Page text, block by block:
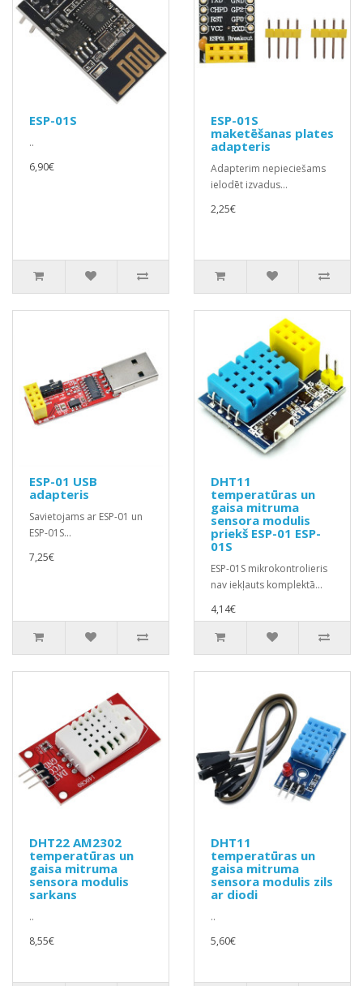
ESP-01S
..
6,90€
ESP-01S
maketēšanas plates
adapteris
Adapterim nepieciešams
ielodēt izvadus...
2,25€
ESP-01 USB
adapteris
Savietojams ar ESP-01 un
ESP-01S...
7,25€
DHT11
temperatūras un
gaisa mitruma
sensora modulis
priekš ESP-01 ESP-
01S
ESP-01S mikrokontrolieris
nav iekļauts komplektā...
4,14€
DHT22 AM2302
temperatūras un
gaisa mitruma
sensora modulis
sarkans
..
8,55€
DHT11
temperatūras un
gaisa mitruma
sensora modulis zils
ar diodi
..
5,60€